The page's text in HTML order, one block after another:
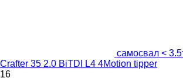
самосвал <
Crafter 35 2.0 BiTDI L4 4Motion tipper
16